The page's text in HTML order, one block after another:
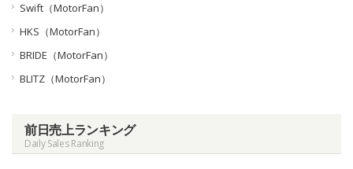
Swift（MotorFan）
HKS（MotorFan）
BRIDE（MotorFan）
BLITZ（MotorFan）
前日売上ランキング
Daily Sales Ranking